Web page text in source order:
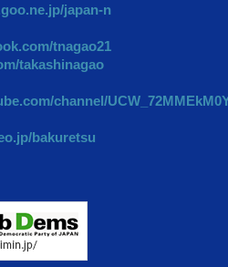
japan-n
tnagao21
takashinagao
channel/
bakuretsu